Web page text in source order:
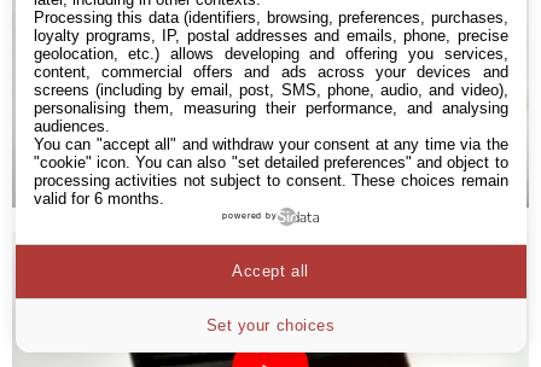
Processing this data (identifiers, browsing, preferences, purchases,
loyalty programs, IP, postal addresses and emails, phone, precise
geolocation, etc.) allows developing and offering you services,
content, commercial offers and ads across your devices and
screens (including by email, post, SMS, phone, audio, and video),
personalising them, measuring their performance, and analysing
audiences.
You can "accept all" and withdraw your consent at any time via the
"cookie" icon. You can also "set detailed preferences" and object to
processing activities not subject to consent. These choices remain
valid for 6 months.
powered by
Set your choices
Accept all